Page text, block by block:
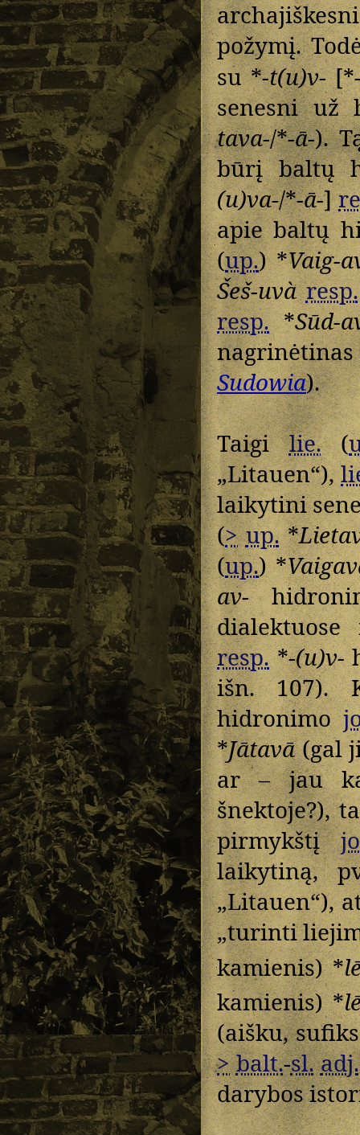
požymį.
su *-t(u)v-[*
senesni už
tava-/*-ā-).
būrį baltų
(u)va-/*-ā-]
apie baltų
(up.) *Vaig-
Šeš-uvà resp.
resp.*Sūd-
Sudowia).
Taigilie.(
„Litauen“),
laikytini
(> up.*
(up.) *
av-
resp.*-(u)v-
išn. 107).
hidronimo
*Jātavā(gal
ar – jau
šnektoje?),
pirmykštį
laikytiną,
„Litauen“),
„turinti
kamienis) *
kamienis) *
(aišku,
> balt.-sl. adj.
darybos